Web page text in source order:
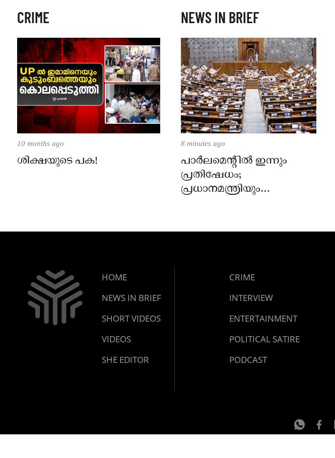
CRIME
10 months ago
ശിക്ഷയുടെ പക!
NEWS IN BRIEF
8 minutes ago
പാർലമെന്റിൽ ഇന്നും
പ്രതിഷേധം;
പ്രധാനമന്ത്രിയും
പ്രതിപക്ഷം
HOME
NEWS IN BRIEF
SHORT VIDEOS
VIDEOS
SHE EDITOR
CRIME
INTERVIEW
ENTERTAINMENT
POLITICAL SATIRE
PODCAST